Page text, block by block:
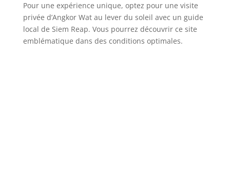
Pour une expérience unique, optez pour une visite
privée d’Angkor Wat au lever du soleil avec un guide
local de Siem Reap. Vous pourrez découvrir ce site
emblématique dans des conditions optimales.